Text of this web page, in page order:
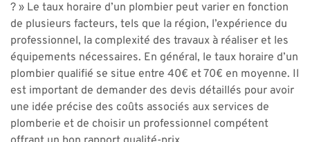
? » Le taux horaire d’un plombier peut varier en fonction
de plusieurs facteurs, tels que la région, l’expérience du
professionnel, la complexité des travaux à réaliser et les
équipements nécessaires. En général, le taux horaire d’un
plombier qualifié se situe entre 40€ et 70€ en moyenne. Il
est important de demander des devis détaillés pour avoir
une idée précise des coûts associés aux services de
plomberie et de choisir un professionnel compétent